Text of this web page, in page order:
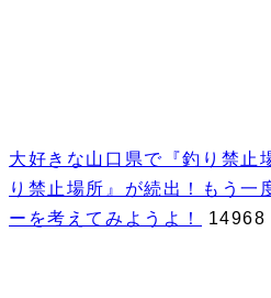
大好きな山口県で『釣り禁止
り禁止場所』が続出！もう一
ーを考えてみようよ！